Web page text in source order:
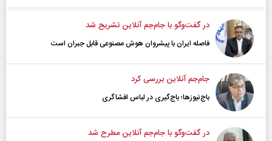
در گفت‌و‌گو با جام‌جم آنلاین تشریح شد
فاصله ایران با پیشرو‌ان هوش مصنوعی قابل جبران است
جام‌جم آنلاین بررسی کرد
باج‌نیوزها؛ باج‌گیری در لباس افشاگری
در گفت‌و‌گو با جام‌جم آنلاین مطرح شد